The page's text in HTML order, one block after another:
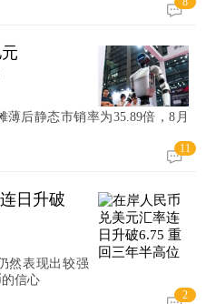
薄后静态市销率为35.89倍，8月
11
日升破
然表现出较强
信心
2